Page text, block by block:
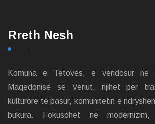
Rreth Nesh
Komuna e Tetovës, e vendosur në
Maqedonisë së Veriut, njihet për
kulturore të pasur, komunitetin e
bukura. Fokusohet në